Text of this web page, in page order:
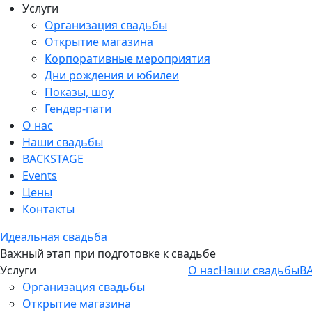
Услуги
Организация свадьбы
Открытие магазина
Корпоративные мероприятия
Дни рождения и юбилеи
Показы, шоу
Гендер-пати
О нас
Наши свадьбы
BACKSTAGE
Events
Цены
Контакты
Идеальная свадьба
Важный этап при подготовке к свадьбе
Услуги
Организация свадьбы
Открытие магазина
О насНаши свадьбы